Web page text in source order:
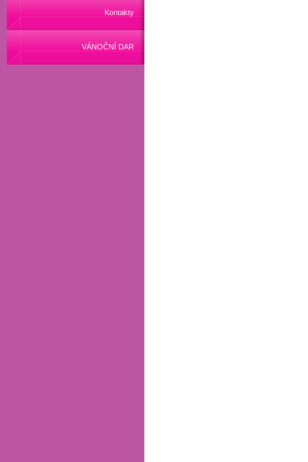
Kontakty
VÁNOČNÍ DAR